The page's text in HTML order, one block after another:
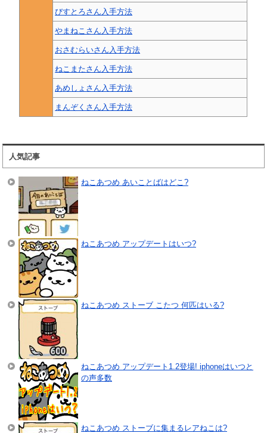
びすとろさん入手方法
やまねこさん入手方法
おさむらいさん入手方法
ねこまたさん入手方法
あめしょさん入手方法
まんぞくさん入手方法
人気記事
ねこあつめ あいことばはどこ?
ねこあつめ アップデートはいつ?
ねこあつめ ストーブ こたつ 何匹はいる?
ねこあつめ アップデート1.2登場! iphoneはいつと
の声多数
ねこあつめ ストーブに集まるレアねこは?